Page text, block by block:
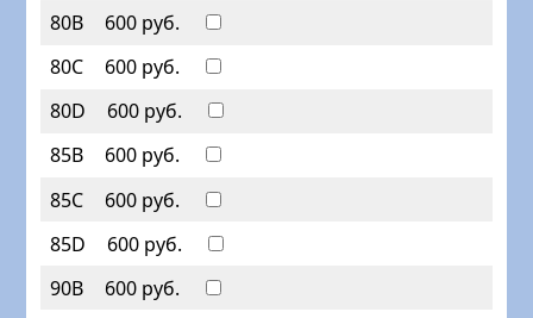
80B
600 руб.
80C
600 руб.
80D
600 руб.
85B
600 руб.
85C
600 руб.
85D
600 руб.
90B
600 руб.